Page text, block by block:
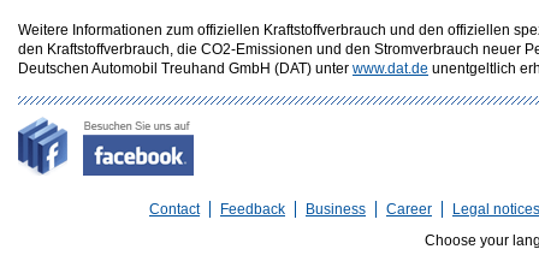
Weitere Informationen zum offiziellen Kraftstoffverbrauch und den offiziellen
den Kraftstoffverbrauch, die CO2-Emissionen und den Stromverbrauch neuer
Deutschen Automobil Treuhand GmbH (DAT) unter www.dat.de unentgeltlich
Contact Feedback Business Career
Legal notices
Choose your